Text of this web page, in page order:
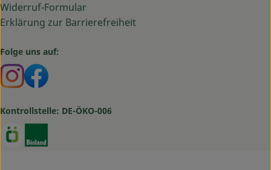
Widerruf-Formular
Erklärung zur Barrierefreiheit
Folge uns auf:
Externer Link zu https://www.instagram.com/
Externer Link zu https://www.facebook.com/
Kontrollstelle: DE-ÖKO-006